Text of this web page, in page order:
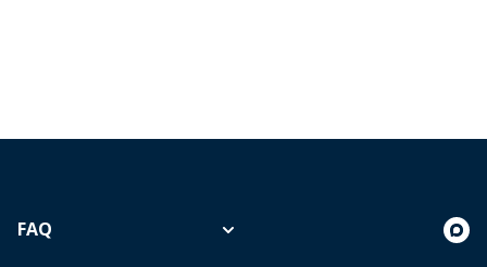
FAQ